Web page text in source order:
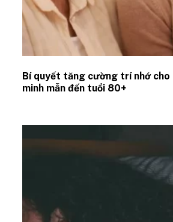
Bí quyết tăng cường trí nhớ
minh mẫn đến tuổi 80+